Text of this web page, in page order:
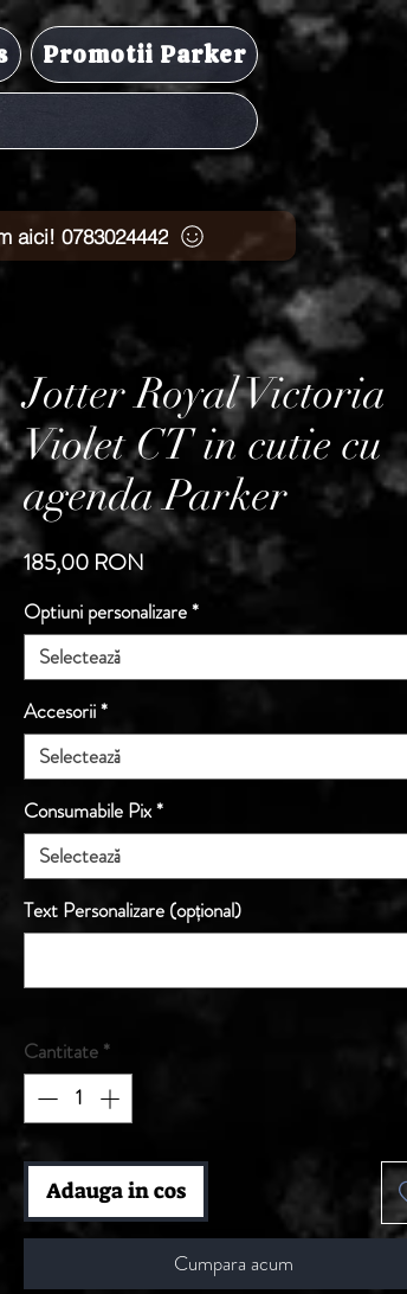
Promotii Parker
aici! 0783024442
Jotter Royal Victoria
Violet CT in cutie cu
agenda Parker
185,00 RON
Optiuni personalizare*
Selectează
Accesorii*
Selectează
Consumabile Pix*
Selectează
Text Personalizare (opțional)
Cantitate *
Adauga in cos
Cumpara acum